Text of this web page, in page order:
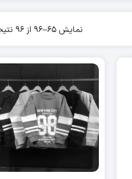
نمایش 65–96 از 96 نتیجه